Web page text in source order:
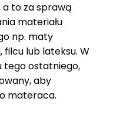
to za sprawą
materiału
np. maty
filcu lub lateksu. W
tego ostatniego,
aby
materaca.